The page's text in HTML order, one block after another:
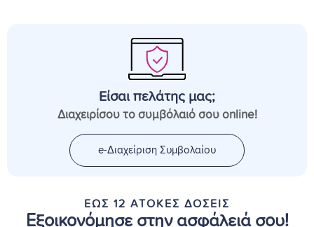
Είσαι πελάτης μας;
Διαχειρίσου το συμβόλαιό σου online!
e-Διαχείριση Συμβολαίου
ΕΩΣ 12 ΑΤΟΚΕΣ ΔΟΣΕΙΣ
Εξοικονόμησε στην ασφάλειά σου!